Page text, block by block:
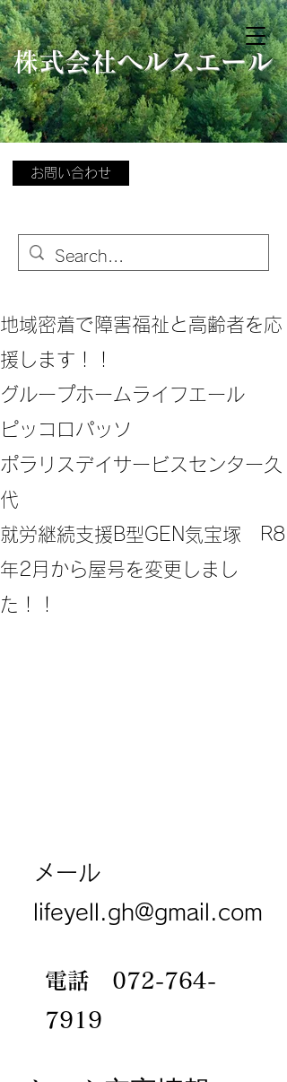
​株式会社ヘルスエール
お問い合わせ
地域密着で障害福祉と高齢者を応
援します！！
グループホームライフエール
ピッコロパッソ
ポラリスデイサービスセンター久
代
​就労継続支援B型GEN気宝塚 R8
年2月から屋号を変更しまし
た！！
メール
lifeyell.gh@gmail.com
電話 072-764-
7919